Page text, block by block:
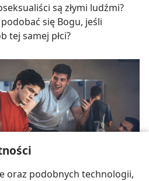
oraz podobnych technologii,
są złymi ludźmi?
się Bogu, jeśli
tej samej płci?